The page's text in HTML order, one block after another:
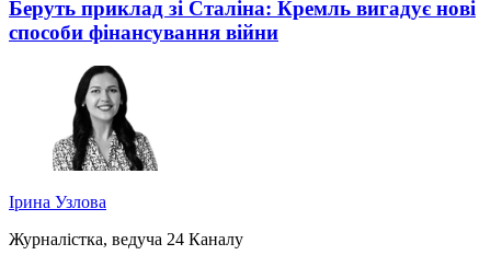
Беруть приклад зі Сталіна: Кремль вигадує нові
способи фінансування війни
Ірина Узлова
Журналістка, ведуча 24 Каналу